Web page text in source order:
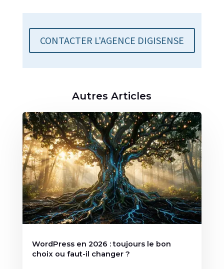
CONTACTER L'AGENCE DIGISENSE
Autres Articles
WordPress en 2026 : toujours le bon
choix ou faut-il changer ?